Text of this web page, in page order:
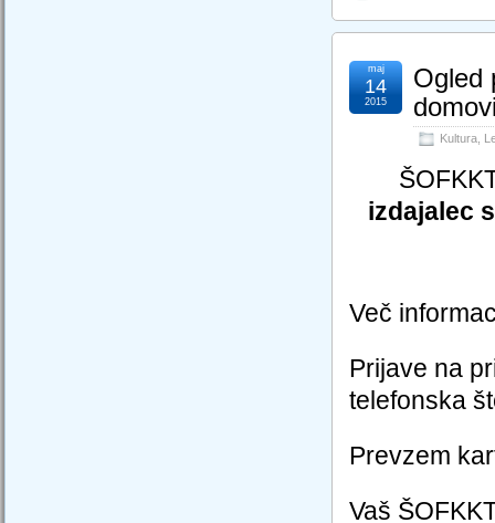
Ogled
Kultura
maj
14
2015
izdajalec
Več
Prijave na
telefonska
Prevzem
Vaš